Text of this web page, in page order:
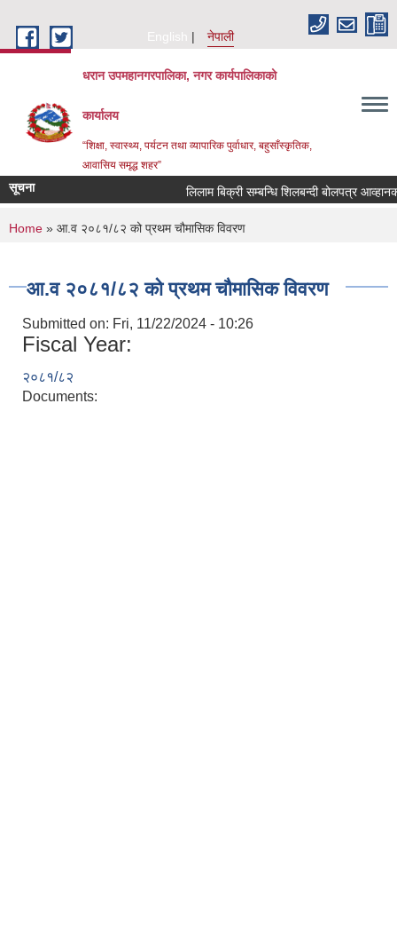
English
नेपाली
धरान उपमहानगरपालिका, नगर कार्यपालिकाको
कार्यालय
“शिक्षा, स्वास्थ्य, पर्यटन तथा व्यापारिक पुर्वाधार, बहुसाँस्कृतिक,
आवासिय समृद्ध शहर”
सूचना लिलाम बिक्री सम्बन्धि
You are here
Home » आ.व २०८१/८२ को प्रथम चौमासिक विवरण
आ.व २०८१/८२ को प्रथम चौमासिक विवरण
Submitted on: Fri, 11/22/2024 - 10:26
Fiscal Year:
२०८१/८२
Documents: